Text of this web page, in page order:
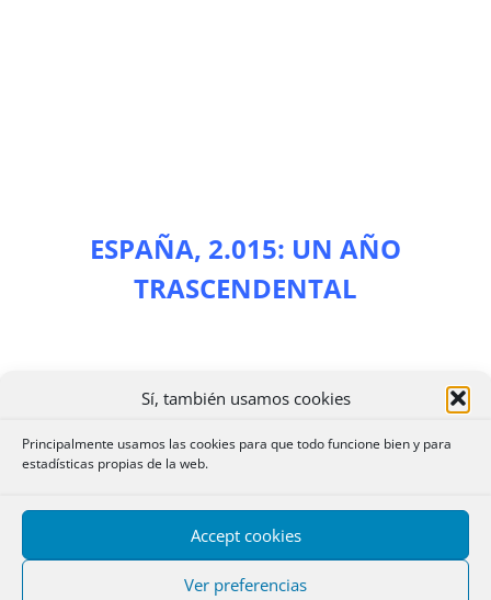
Sí, también usamos cookies
Principalmente usamos las cookies para que todo funcione bien y para
estadísticas propias de la web.
Accept cookies
Ver preferencias
ESPAÑA, 2.015: UN AÑO
TRASCENDENTAL
¿CONTINUAREMOS SALIENDO DE